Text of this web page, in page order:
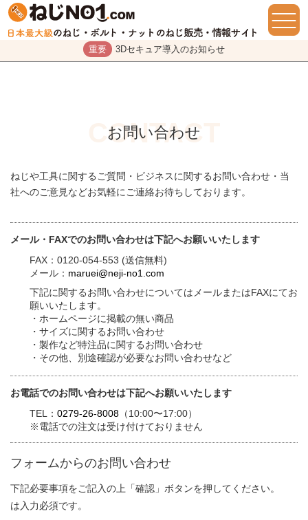
重要 3Dセキュア導入のお知らせ
お問い合わせ
ねじや工具に関するご質問・ビジネスに関するお問い合わせ・当
社へのご意見などお気軽にご連絡お待ちしております。
メール・FAXでのお問い合わせは下記へお願いいたします
FAX：0120-054-553 (送信無料)
メール： maruei@neji-no1.com
下記に関するお問い合わせについてはメールまたはFAXにてお
願いいたします。
・ホームページに掲載の無い商品
・サイズに関するお問い合わせ
・製作など特注品に関するお問い合わせ
・その他、別途確認が必要なお問い合わせなど
お電話でのお問い合わせは下記へお願いいたします
TEL： 0279-26-8008 （10:00〜17:00）
※電話での注文は受け付けておりません
フォームからのお問い合わせ
下記必要事項をご記入の上「確認」ボタンを押してください。
は入力必須です。